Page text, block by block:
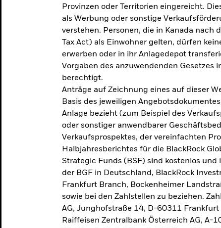
Provinzen oder Territorien eingereicht.
als Werbung oder sonstige
verstehen. Personen, die in Kanada nach
Tax Act) als Einwohner gelten, dürfen
erwerben oder in ihr Anlagedepot
Vorgaben des anzuwendenden Gesetzes
berechtigt.
Anträge auf Zeichnung eines auf dieser
Basis des jeweiligen
Anlage bezieht (zum Beispiel des
oder sonstiger anwendbarer
Verkaufsprospektes, der vereinfachten
Halbjahresberichtes für die BlackRock
Strategic Funds (BSF) sind kostenlos
der BGF in Deutschland, BlackRock
Frankfurt Branch, Bockenheimer
sowie bei den Zahlstellen zu beziehen.
AG, Junghofstraße 14, D-60311
Raiffeisen Zentralbank Österreich AG, A-